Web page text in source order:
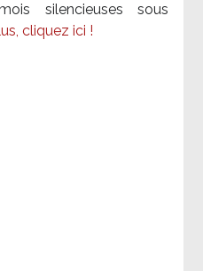
silencieuses sous
cliquez ici !